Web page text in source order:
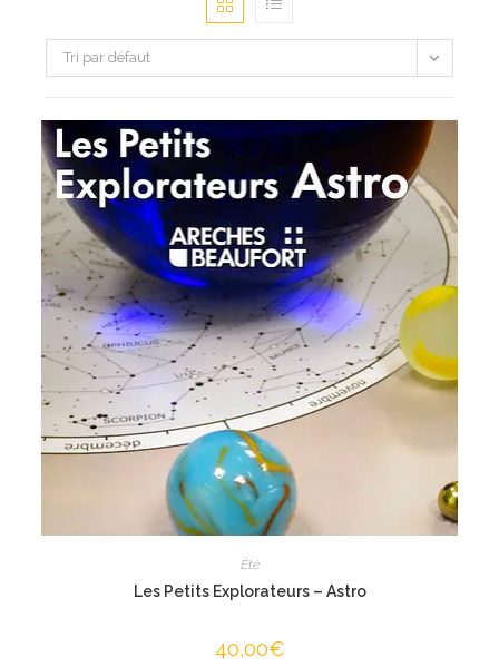
Tri par défaut
Été
Les Petits Explorateurs – Astro
40,00€